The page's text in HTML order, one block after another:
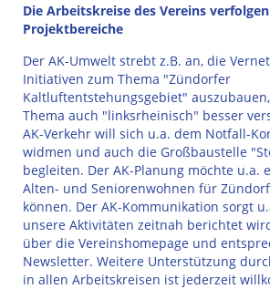
Die Arbeitskreise des Vereins
Projektbereiche
Der AK-Umwelt strebt z.B. an, die
Initiativen zum Thema "Zündorfer
Kaltluftentstehungsgebiet"
Thema auch "linksrheinisch" besser
AK-Verkehr will sich u.a. dem Notfall-
widmen und auch die Großbaustelle
begleiten. Der AK-Planung möchte u.a.
Alten- und Seniorenwohnen für
können. Der AK-Kommunikation sorgt
unsere Aktivitäten zeitnah berichtet
über die Vereinshomepage und
Newsletter. Weitere Unterstützung
in allen Arbeitskreisen ist jederzeit